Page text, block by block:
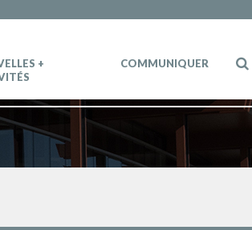
+
COMMUNIQUER